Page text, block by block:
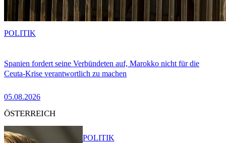
Spanien fordert seine Verbündeten auf, Marokko nicht für die
Ceuta-Krise verantwortlich zu machen
05.08.2026
POLITIK
ÖSTERREICH
POLITIK